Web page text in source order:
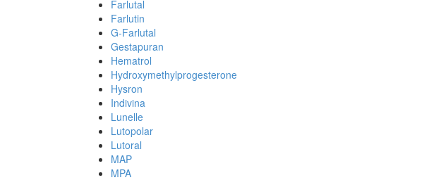
Farlutal
Farlutin
G-Farlutal
Gestapuran
Hematrol
Hydroxymethylprogesterone
Hysron
Indivina
Lunelle
Lutopolar
Lutoral
MAP
MPA